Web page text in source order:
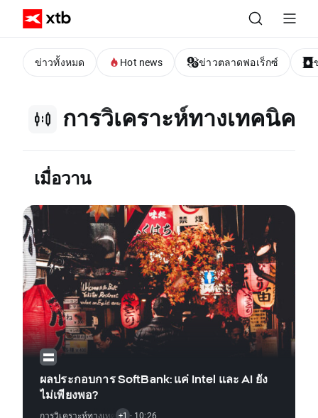
ข่าวทั้งหมด Hot news ข่าวตลาดฟอเร็กซ์
การวิเคราะห์ทางเทคนิค
เมื่อวาน
ผลประกอบการ SoftBank: แค่ Intel และ AI ยัง
ไม่เพียงพอ?
การวิเคราะห์ทางเทคนิค , ข่าวตลาดหุ้น
+1 · 10:26